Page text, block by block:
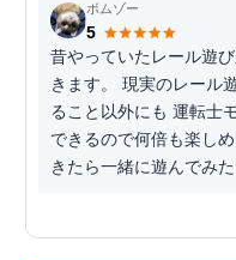
ボムゾー
5
昔やっていたレール遊
きます。 現実のレール
ること以外にも 運転士
できるので何倍も楽し
きたら一緒に遊んでみた